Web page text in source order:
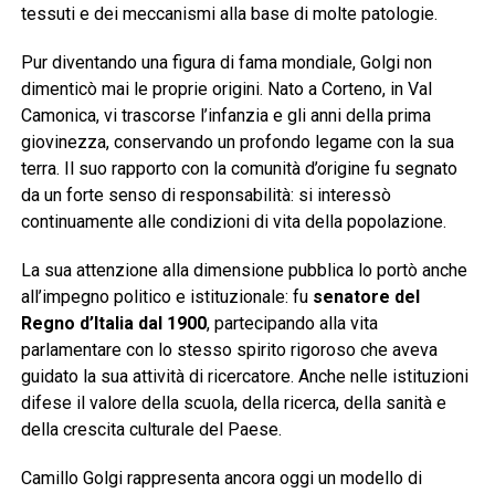
tessuti e dei meccanismi alla base di molte patologie.
Pur diventando una figura di fama mondiale, Golgi non
dimenticò mai le proprie origini. Nato a Corteno, in Val
Camonica, vi trascorse l’infanzia e gli anni della prima
giovinezza, conservando un profondo legame con la sua
terra. Il suo rapporto con la comunità d’origine fu segnato
da un forte senso di responsabilità: si interessò
continuamente alle condizioni di vita della popolazione.
La sua attenzione alla dimensione pubblica lo portò anche
all’impegno politico e istituzionale: fu senatore del
Regno d’Italia dal 1900, partecipando alla vita
parlamentare con lo stesso spirito rigoroso che aveva
guidato la sua attività di ricercatore. Anche nelle istituzioni
difese il valore della scuola, della ricerca, della sanità e
della crescita culturale del Paese.
Camillo Golgi rappresenta ancora oggi un modello di